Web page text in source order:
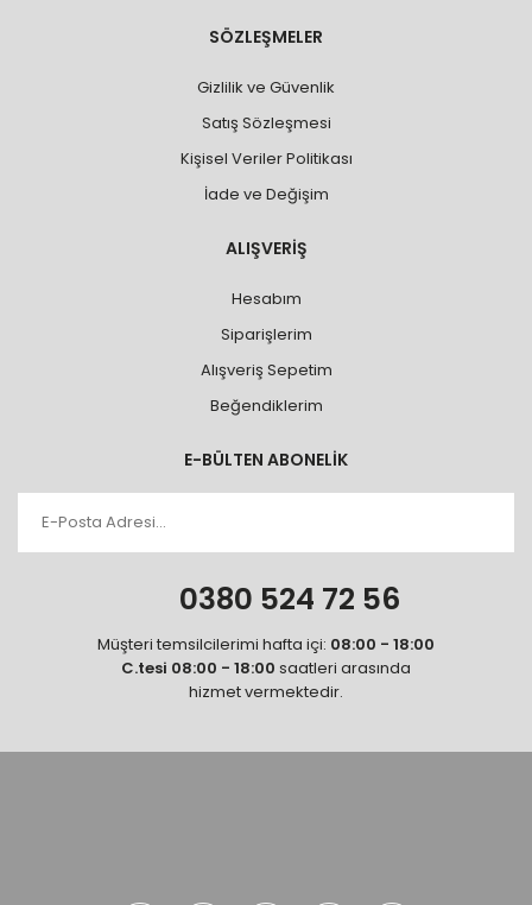
SÖZLEŞMELER
Gizlilik ve Güvenlik
Satış Sözleşmesi
Kişisel Veriler Politikası
İade ve Değişim
ALIŞVERİŞ
Hesabım
Siparişlerim
Alışveriş Sepetim
Beğendiklerim
E-BÜLTEN ABONELİK
0380 524 72 56
Müşteri temsilcilerimi hafta içi: 08:00 - 18:00
C.tesi 08:00 - 18:00 saatleri arasında
hizmet vermektedir.